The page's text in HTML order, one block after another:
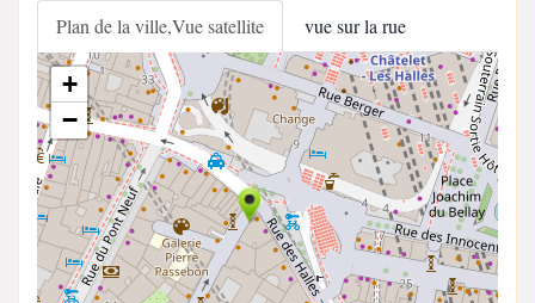
Plan de la ville,Vue satellite vue sur la rue
+
−